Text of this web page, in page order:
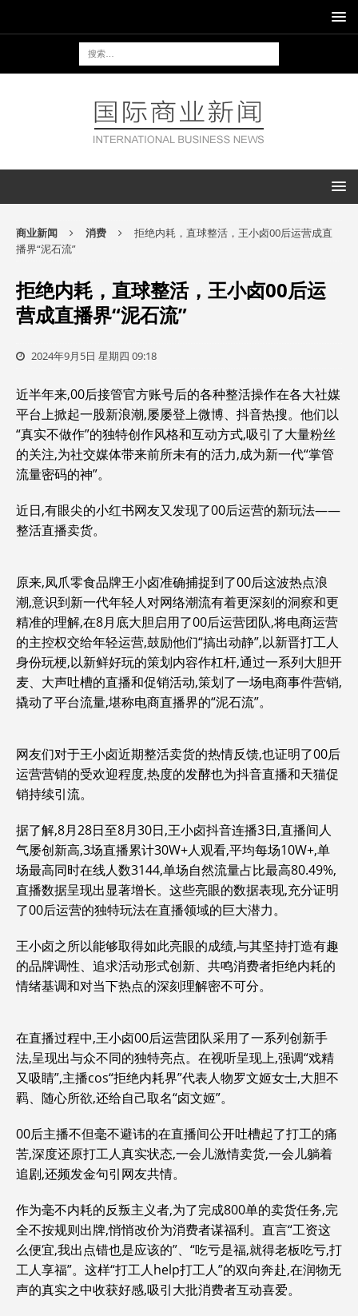
商业新闻 消费
拒绝内耗，直球整活，王小卤00后运营成直
播界“泥石流”
拒绝内耗，直球整活，王小卤00后运
营成直播界“泥石流”
2024年9月5日 星期四 09:18
近半年来,00后接管官方账号后的各种整活操作在各大社媒
平台上掀起一股新浪潮,屡屡登上微博、抖音热搜。他们以
“真实不做作”的独特创作风格和互动方式,吸引了大量粉丝
的关注,为社交媒体带来前所未有的活力,成为新一代“掌管
流量密码的神”。
近日,有眼尖的小红书网友又发现了00后运营的新玩法——
整活直播卖货。
原来,凤爪零食品牌王小卤准确捕捉到了00后这波热点浪
潮,意识到新一代年轻人对网络潮流有着更深刻的洞察和更
精准的理解,在8月底大胆启用了00后运营团队,将电商运营
的主控权交给年轻运营,鼓励他们“搞出动静”,以新晋打工人
身份玩梗,以新鲜好玩的策划内容作杠杆,通过一系列大胆开
麦、大声吐槽的直播和促销活动,策划了一场电商事件营销,
撬动了平台流量,堪称电商直播界的“泥石流”。
网友们对于王小卤近期整活卖货的热情反馈,也证明了00后
运营营销的受欢迎程度,热度的发酵也为抖音直播和天猫促
销持续引流。
据了解,8月28日至8月30日,王小卤抖音连播3日,直播间人
气屡创新高,3场直播累计30W+人观看,平均每场10W+,单
场最高同时在线人数3144,单场自然流量占比最高80.49%,
直播数据呈现出显著增长。这些亮眼的数据表现,充分证明
了00后运营的独特玩法在直播领域的巨大潜力。
王小卤之所以能够取得如此亮眼的成绩,与其坚持打造有趣
的品牌调性、追求活动形式创新、共鸣消费者拒绝内耗的
情绪基调和对当下热点的深刻理解密不可分。
在直播过程中,王小卤00后运营团队采用了一系列创新手
法,呈现出与众不同的独特亮点。在视听呈现上,强调“戏精
又吸睛”,主播cos“拒绝内耗界”代表人物罗文姬女士,大胆不
羁、随心所欲,还给自己取名“卤文姬”。
00后主播不但毫不避讳的在直播间公开吐槽起了打工的痛
苦,深度还原打工人真实状态,一会儿激情卖货,一会儿躺着
追剧,还频发金句引网友共情。
作为毫不内耗的反叛主义者,为了完成800单的卖货任务,完
全不按规则出牌,悄悄改价为消费者谋福利。直言“工资这
么便宜,我出点错也是应该的”、“吃亏是福,就得老板吃亏,打
工人享福”。这样“打工人help打工人”的双向奔赴,在润物无
声的真实之中收获好感,吸引大批消费者互动喜爱。